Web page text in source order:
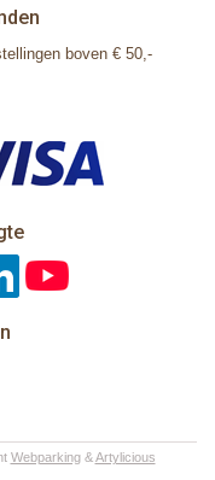
boven € 50,-
Webparking&Artylicious